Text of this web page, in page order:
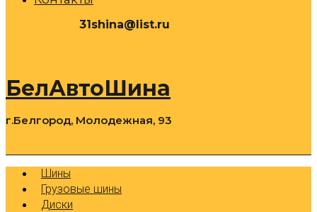
31shina@list.ru
БелАвтоШина
г.Белгород, Молодежная, 93
Шины
Грузовые шины
Диски